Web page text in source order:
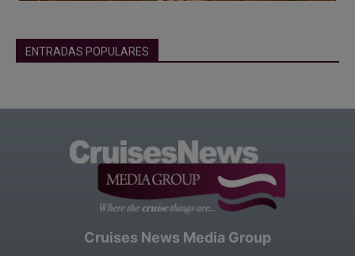
ENTRADAS POPULARES
Cruises News Media Group